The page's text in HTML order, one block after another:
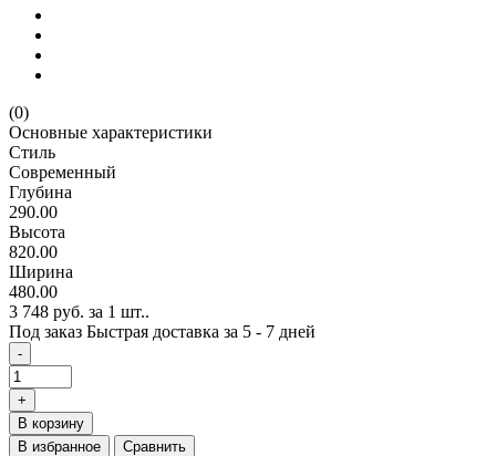
(0)
Основные характеристики
Стиль
Современный
Глубина
290.00
Высота
820.00
Ширина
480.00
3 748 руб. за 1 шт..
Под заказ Быстрая доставка за 5 - 7 дней
-
+
В корзину
В избранное
Сравнить